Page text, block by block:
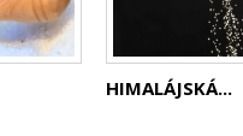
HIMALÁJSKÁ...